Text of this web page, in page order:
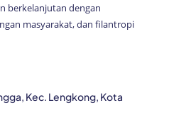
berkelanjutan dengan
masyarakat, dan filantropi
Kec. Lengkong, Kota